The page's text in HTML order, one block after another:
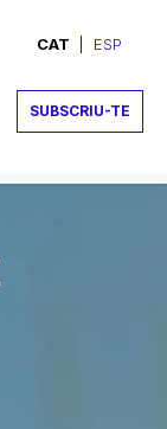
CAT ESP
SUBSCRIU-TE